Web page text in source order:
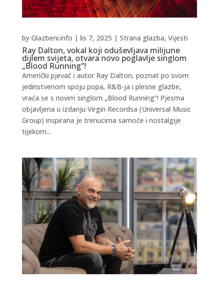
Ray Dalton, vokal koji oduševljava milijune
dijlem svijeta, otvara novo poglavlje singlom
„Blood Running”!
by Glazbeni.info | lis 7, 2025 | Strana glazba, Vijesti
Američki pjevač i autor Ray Dalton, poznat po svom
jedinstvenom spoju popa, R&B-ja i plesne glazbe,
vraća se s novim singlom „Blood Running”! Pjesma
objavljena u izdanju Virgin Recordsa (Universal Music
Group) inspirana je trenucima samoće i nostalgije
tijekom...